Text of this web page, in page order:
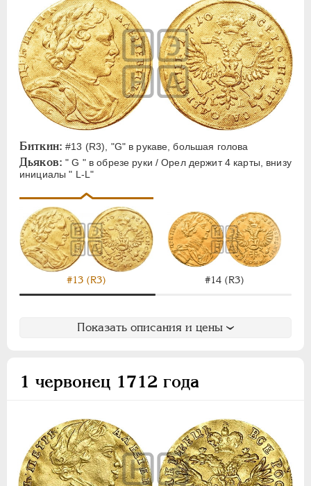
Биткин: #13 (R3), "G" в рукаве, большая голова
Дьяков: " G " в обрезе руки / Орел держит 4 карты, внизу
инициалы " L-L"
#13 (R3) #14 (R3)
Показать описания и цены
1 червонец 1712 года